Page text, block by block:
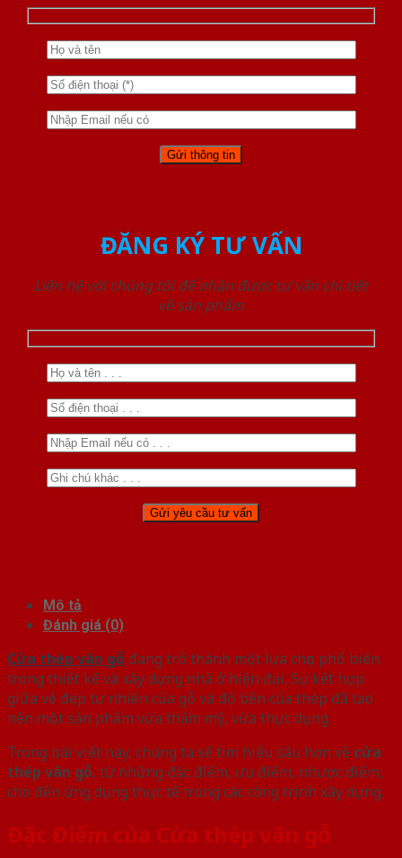
ĐĂNG KÝ TƯ VẤN
Liên hệ với chúng tôi để nhận được tư vấn chi tiết
về sản phẩm
Mô tả
Đánh giá (0)
Cửa thép vân gỗ đang trở thành một lựa chọn phổ biến
trong thiết kế và xây dựng nhà ở hiện đại. Sự kết hợp
giữa vẻ đẹp tự nhiên của gỗ và độ bền của thép đã tạo
nên một sản phẩm vừa thẩm mỹ, vừa thực dụng.
Trong bài viết này, chúng ta sẽ tìm hiểu sâu hơn về cửa
thép vân gỗ, từ những đặc điểm, ưu điểm, nhược điểm,
cho đến ứng dụng thực tế trong các công trình xây dựng.
Đặc Điểm của Cửa thép vân gỗ